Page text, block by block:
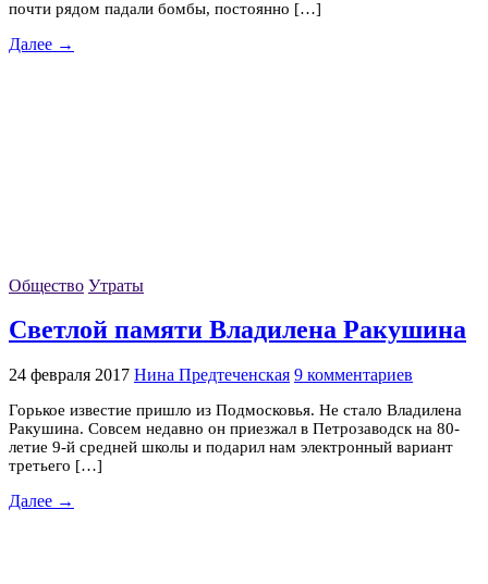
почти рядом падали бомбы, постоянно […]
Далее →
Общество Утраты
Светлой памяти Владилена Ракушина
24 февраля 2017 Нина Предтеченская 9 комментариев
Горькое известие пришло из Подмосковья. Не стало Владилена
Ракушина. Совсем недавно он приезжал в Петрозаводск на 80-
летие 9-й средней школы и подарил нам электронный вариант
третьего […]
Далее →